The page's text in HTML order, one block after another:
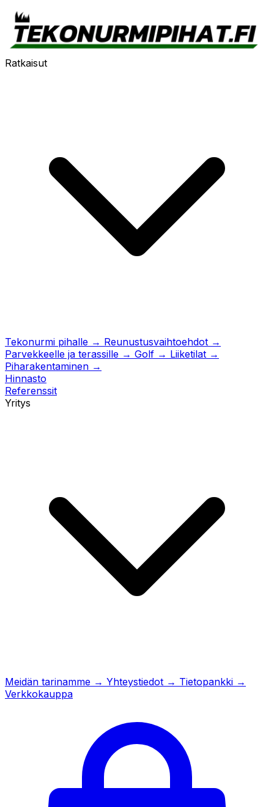
Ratkaisut
Tekonurmi pihalle → Reunustusvaihtoehdot →
Parvekkeelle ja terassille → Golf → Liiketilat →
Piharakentaminen →
Hinnasto
Referenssit
Yritys
Meidän tarinamme → Yhteystiedot → Tietopankki →
Verkkokauppa